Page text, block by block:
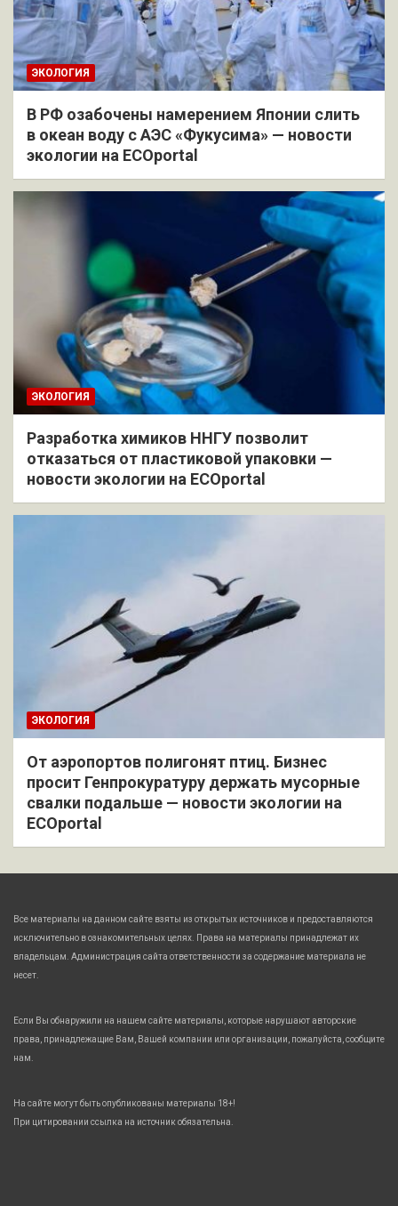
ЭКОЛОГИЯ
В РФ озабочены намерением Японии слить
в океан воду с АЭС «Фукусима» — новости
экологии на ECOportal
ЭКОЛОГИЯ
Разработка химиков ННГУ позволит
отказаться от пластиковой упаковки —
новости экологии на ECOportal
ЭКОЛОГИЯ
От аэропортов полигонят птиц. Бизнес
просит Генпрокуратуру держать мусорные
свалки подальше — новости экологии на
ECOportal
Все материалы на данном сайте взяты из открытых источников и предоставляются
исключительно в ознакомительных целях. Права на материалы принадлежат их
владельцам. Администрация сайта ответственности за содержание материала не
несет.
Если Вы обнаружили на нашем сайте материалы, которые нарушают авторские
права, принадлежащие Вам, Вашей компании или организации, пожалуйста, сообщите
нам.
На сайте могут быть опубликованы материалы 18+!
При цитировании ссылка на источник обязательна.